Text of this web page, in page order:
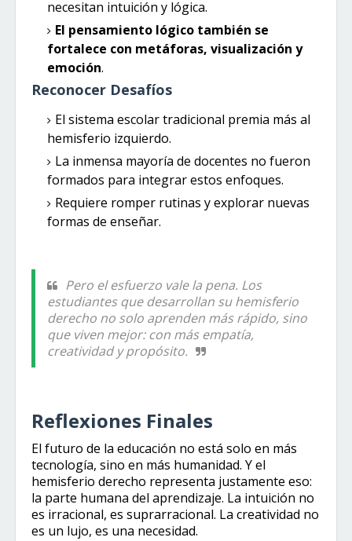
necesitan intuición y lógica.
El pensamiento lógico también se
fortalece con metáforas, visualización y
emoción.
Reconocer Desafíos
El sistema escolar tradicional premia más al
hemisferio izquierdo.
La inmensa mayoría de docentes no fueron
formados para integrar estos enfoques.
Requiere romper rutinas y explorar nuevas
formas de enseñar.
Pero el esfuerzo vale la pena. Los
estudiantes que desarrollan su hemisferio
derecho no solo aprenden más rápido, sino
que viven mejor: con más empatía,
creatividad y propósito.
Reflexiones Finales
El futuro de la educación no está solo en más
tecnología, sino en más humanidad. Y el
hemisferio derecho representa justamente eso:
la parte humana del aprendizaje. La intuición no
es irracional, es suprarracional. La creatividad no
es un lujo, es una necesidad.